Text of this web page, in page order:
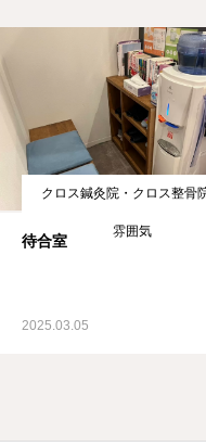
クロス鍼灸院・クロス整骨
雰囲気
待合室
2025.03.05